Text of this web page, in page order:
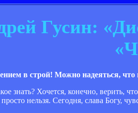
Гусин:
в строй! Можно надеяться, что
знать? Хочется, конечно, верить,
просто нельзя. Сегодня, слава Богу,